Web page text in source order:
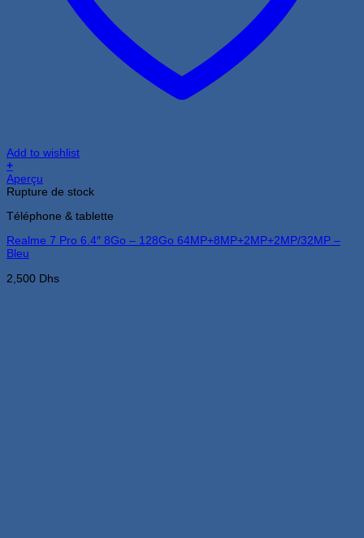
Add to wishlist
+
Aperçu
Rupture de stock
Téléphone & tablette
Realme 7 Pro 6.4″ 8Go – 128Go 64MP+8MP+2MP+2MP/32MP –
Bleu
2,500 Dhs